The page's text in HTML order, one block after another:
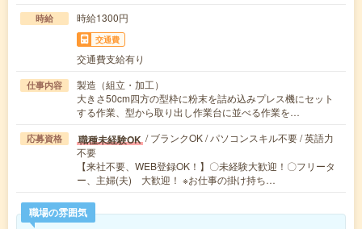
時給 時給1300円
交通費
交通費支給有り
仕事内容
製造（組立・加工）
大きさ50cm四方の型枠に粉末を詰め込みプレス機にセット
する作業、型から取り出し作業台に並べる作業を…
応募資格 職種未経験OK / ブランクOK / パソコンスキル不要 / 英語力
不要
【来社不要、WEB登録OK！】〇未経験大歓迎！〇フリータ
ー、主婦(夫) 大歓迎！ ※お仕事の掛け持ち…
職場の雰囲気